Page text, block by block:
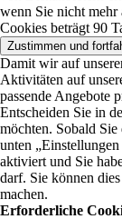
wenn Sie nicht mehr
Cookies beträgt 90
Zustimmen und
Damit wir auf
Aktivitäten auf
passende Angebote
Entscheiden Sie in
möchten. Sobald
unten
aktiviert und Sie
darf. Sie können
machen.
Erforderliche